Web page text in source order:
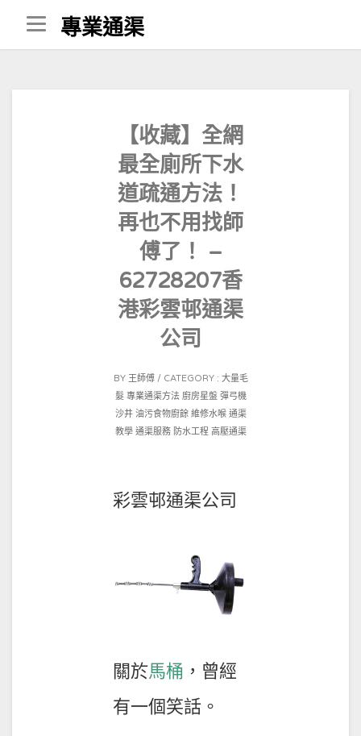
Skip
to
專業通渠
【收藏】全網
最全廁所下水
道疏通方法！
再也不用找師
傅了！ –
62728207香
港彩雲邨通渠
公司
BY 王師傅
POSTED
ON
2021-
10-
CATEGORY : 大量毛
髮 專業通渠方法 廚房星盤 彈弓機
沙井 油污食物廚餘 維修水喉 通渠
教學 通渠服務 防水工程 高壓通渠
彩雲邨通渠公司
關於馬桶 ，曾經
有一個笑話。